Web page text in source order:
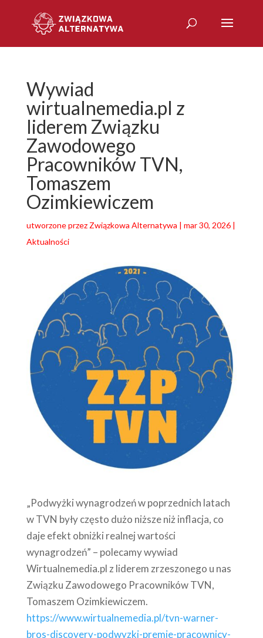
Wywiad
wirtualnemedia.pl z
liderem Związku
Zawodowego
Pracowników TVN,
Tomaszem
Ozimkiewiczem
utworzone przez Związkowa Alternatywa | mar 30, 2026|
Aktualności
„Podwyżki wynagrodzeń w poprzednich latach
w TVN były często dużo niższe niż inflacja, co
daje efekt obniżki realnej wartości
wynagrodzeń” – polecamy wywiad
Wirtualnemedia.pl z liderem zrzeszonego u nas
Związku Zawodowego Pracowników TVN,
Tomaszem Ozimkiewiczem.
https://www.wirtualnemedia.pl/tvn-warner-
bros-discovery-podwyzki-premie-pracownicy-